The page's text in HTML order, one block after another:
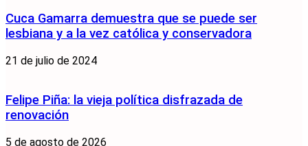
Cuca Gamarra demuestra que se puede ser
lesbiana y a la vez católica y conservadora
21 de julio de 2024
Felipe Piña: la vieja política disfrazada de
renovación
5 de agosto de 2026